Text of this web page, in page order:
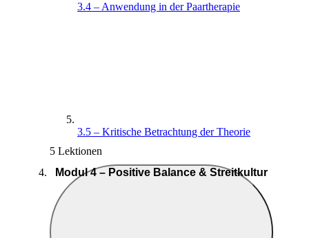
3.4 – Anwendung in der Paartherapie
3.5 – Kritische Betrachtung der Theorie
5 Lektionen
Modul 4 – Positive Balance & Streitkultur